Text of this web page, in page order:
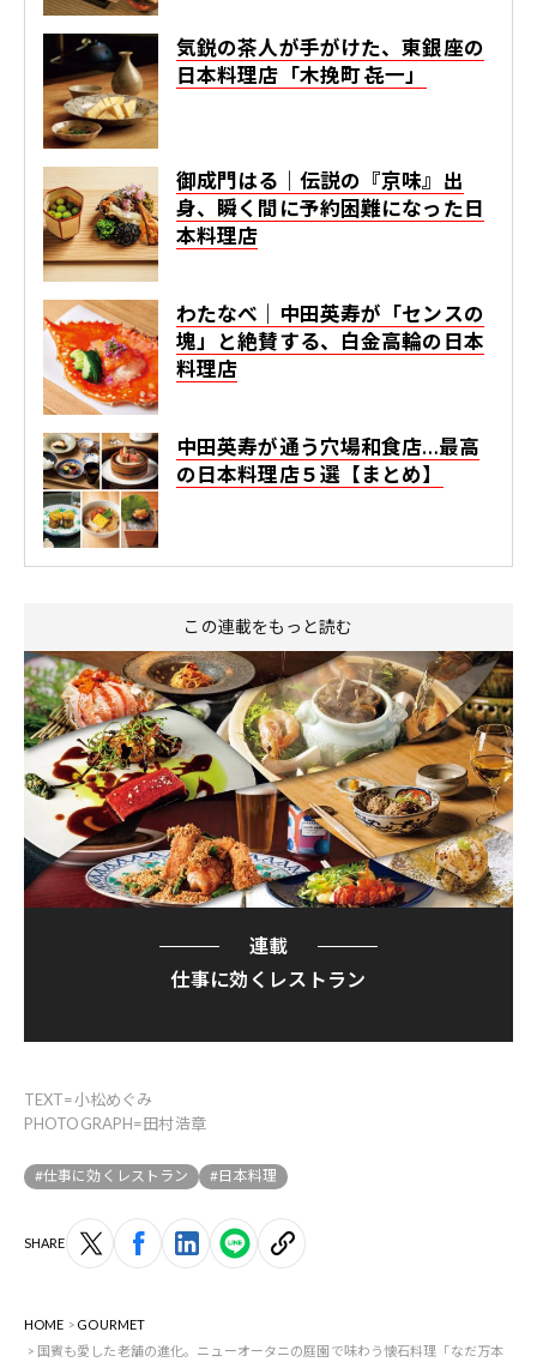
気鋭の茶人が手がけた、東銀座の
日本料理店「木挽町 㐂一」
御成門はる｜伝説の『京味』出
身、瞬く間に予約困難になった日
本料理店
わたなべ｜中田英寿が「センスの
塊」と絶賛する、白金高輪の日本
料理店
中田英寿が通う穴場和食店…最高
の日本料理店５選【まとめ】
この連載をもっと読む
連載
仕事に効くレストラン
TEXT=小松めぐみ
PHOTOGRAPH=田村浩章
#仕事に効くレストラン #日本料理
SHARE
HOME
GOURMET
国賓も愛した老舗の進化。ニューオータニの庭園で味わう懐石料理「なだ万本